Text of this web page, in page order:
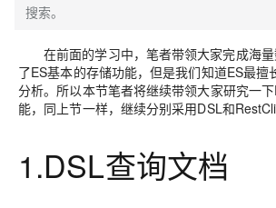
搜索。
在前面的学习中，笔者带领大家完成海
了ES基本的存储功能，但是我们知道ES最擅
分析。所以本节笔者将继续带领大家研究一
能，同上节一样，继续分别采用DSL和
1.DSL查询文档